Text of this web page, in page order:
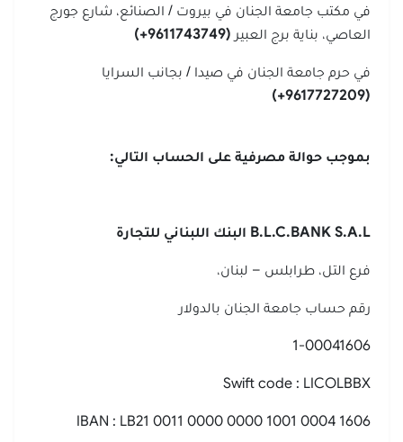
في مكتب جامعة الجنان في بيروت / الصنائع، شارع جورج
العاصي، بناية برج العبير (9611743749+)
في حرم جامعة الجنان في صيدا / بجانب السرايا
(9617727209+)
بموجب حوالة مصرفية على الحساب التالي:
B.L.C.BANK S.A.L
فرع التل، طرابلس – لبنان،
رقم حساب جامعة الجنان بالدولار
1-00041606
Swift code : LICOLBBX
IBAN : LB21 0011 0000 0000 1001 0004 1606